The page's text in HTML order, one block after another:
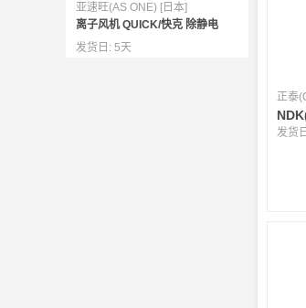
亚速旺(AS ONE) [日本]
离子风机 QUICK/快克 除静电
发货日: 5天
正泰
发货